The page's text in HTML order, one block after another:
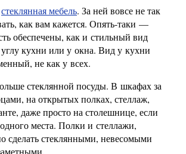
стеклянная мебель. За ней вовсе не так
как вам кажется. Опять-таки —
обеспечены, как и стильный вид
кухни или у окна. Вид у кухни
не как у всех.
стеклянной посуды. В шкафах за
на открытых полках, стеллаж,
даже просто на столешнице, если
места. Полки и стеллажи,
сделать стеклянными, невесомыми